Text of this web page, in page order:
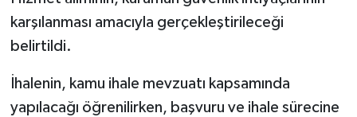
karşılanması amacıyla gerçekleştirileceği
belirtildi.
İhalenin, kamu ihale mevzuatı kapsamında
yapılacağı öğrenilirken, başvuru ve ihale sürecine